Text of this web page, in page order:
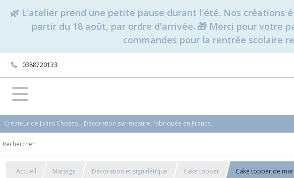
🌿 L'atelier prend une petite pause durant l'été. Nos créations
partir du 18 août, par ordre d'arrivée. 🎁 Merci pour votre
commandes pour la rentrée scolaire
0388720133
Créateur de Jolies Choses... Décoration sur-mesure, fabriquée en France.
Accueil Mariage Décoration et signalétique Cake topper Cake topper de